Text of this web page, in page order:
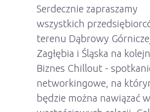
Serdecznie zapraszamy
wszystkich
terenu Dąbrowy
Zagłębia i Śląska na
Biznes Chillout -
networkingowe, na
będzie można nawiązać